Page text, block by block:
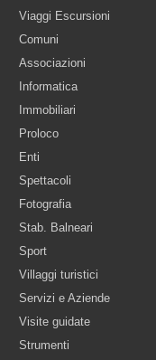
Viaggi Escursioni
Comuni
Associazioni
Informatica
Immobiliari
Proloco
Enti
Spettacoli
Fotografia
Stab. Balneari
Sport
Villaggi turistici
Servizi e Aziende
Visite guidate
Strumenti